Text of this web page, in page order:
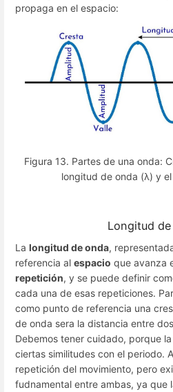
propaga en el espacio:
Figura 13. Partes de una onda:
longitud de onda (λ) y
Longitud
La longitud de onda,
referencia al espacio que avanza
repetición, y se puede definir
cada una de esas repeticiones.
como punto de referencia una
de onda sera la distancia entre
Debemos tener cuidado, porque
ciertas similitudes con el periodo.
repetición del movimiento, pero
fudnamental entre ambas, ya que